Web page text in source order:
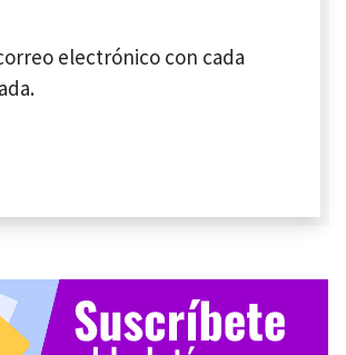
electrónico con cada